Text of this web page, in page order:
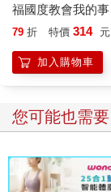
福國度教會我的事
79 折 特價 314 元
加入購物車
您可能也需要